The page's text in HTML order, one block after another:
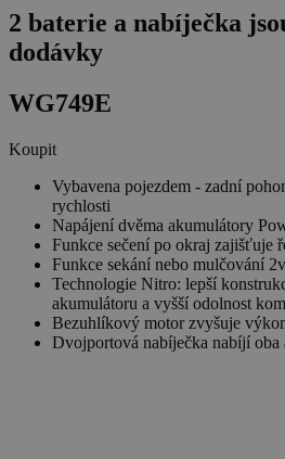
2 baterie a nabíječka
dodávky
WG749E
Koupit
Vybavena pojezdem - zadní
rychlosti
Napájení dvěma akumulátory
Funkce sečení po okraj zajišťuje
Funkce sekání nebo mulčování
Technologie Nitro: lepší
akumulátoru a vyšší odolnost
Bezuhlíkový motor zvyšuje
Dvojportová nabíječka nabíjí